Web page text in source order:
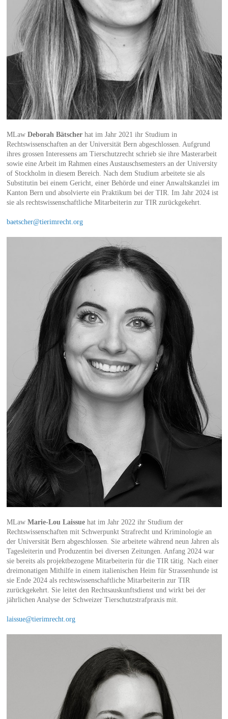
MLaw Deborah Bätscherhat im Jahr 2021 ihr Studium in
Rechtswissenschaften an der Universität Bern abgeschlossen. Aufgrund
ihres grossen Interessens am Tierschutzrecht schrieb sie ihre Masterarbeit
sowie eine Arbeit im Rahmen eines Austauschsemesters an der University
of Stockholm in diesem Bereich. Nach dem Studium arbeitete sie als
Substitutin bei einem Gericht, einer Behörde und einer Anwaltskanzlei im
Kanton Bern und absolvierte ein Praktikum bei der TIR. Im Jahr 2024 ist
sie als rechtswissenschaftliche Mitarbeiterin zur TIR zurückgekehrt.
baetscher@tierimrecht.org
MLaw Marie-Lou Laissuehat im Jahr 2022 ihr Studium der
Rechtswissenschaften mit Schwerpunkt Strafrecht und Kriminologie an
der Universität Bern abgeschlossen. Sie arbeitete während neun Jahren als
Tagesleiterin und Produzentin bei diversen Zeitungen. Anfang 2024 war
sie bereits als projektbezogene Mitarbeiterin für die TIR tätig. Nach einer
dreimonatigen Mithilfe in einem italienischen Heim für Strassenhunde ist
sie Ende 2024 als rechtswissenschaftliche Mitarbeiterin zur TIR
zurückgekehrt. Sie leitet den Rechtsauskunftsdienst und wirkt bei der
jährlichen Analyse der Schweizer Tierschutzstrafpraxis mit.
laissue@tierimrecht.org